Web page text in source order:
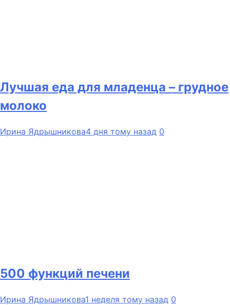
Лучшая еда для младенца – грудное
молоко
Ирина Ядрышникова4 дня тому назад 0
500 функций печени
Ирина Ядрышникова1 неделя тому назад 0